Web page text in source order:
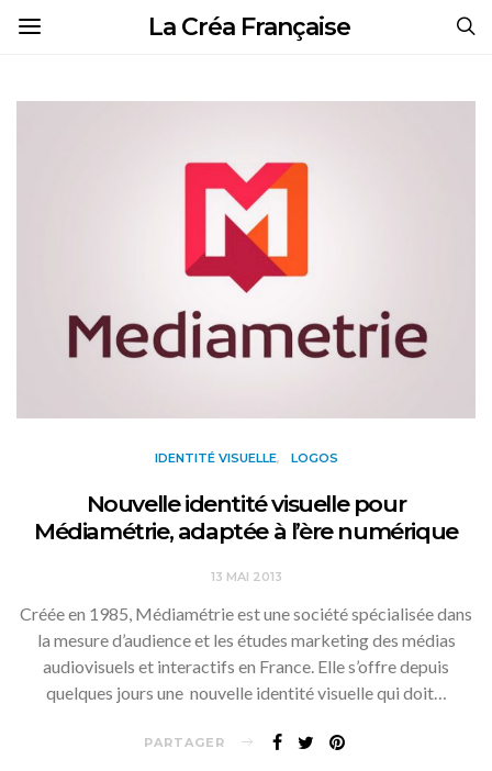
La Créa Française
IDENTITÉ VISUELLE LOGOS
Nouvelle identité visuelle pour
Médiamétrie, adaptée à l’ère numérique
13 MAI 2013
Créée en 1985, Médiamétrie est une société spécialisée dans
la mesure d’audience et les études marketing des médias
audiovisuels et interactifs en France. Elle s’offre depuis
quelques jours une nouvelle identité visuelle qui doit…
PARTAGER